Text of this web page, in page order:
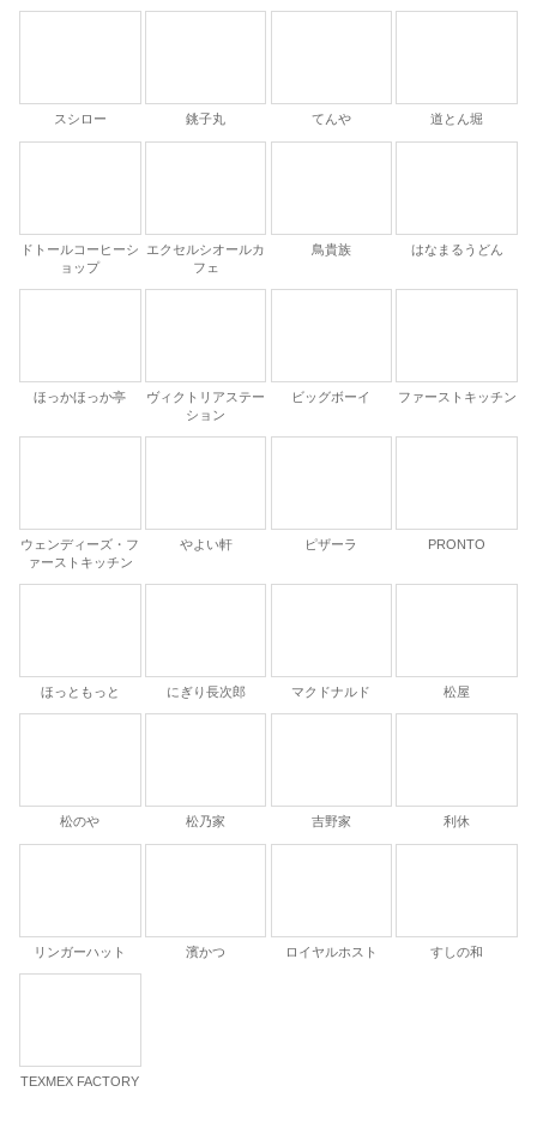
スシロー 銚子丸 てんや 道とん堀
ドトールコーヒーシ
ョップ
エクセルシオールカ
フェ
鳥貴族 はなまるうどん
ほっかほっか亭
ヴィクトリアステー
ション
ビッグボーイ ファーストキッチン
ウェンディーズ・フ
ァーストキッチン
やよい軒 ピザーラ PRONTO
ほっともっと にぎり長次郎 マクドナルド 松屋
松のや 松乃家 吉野家 利休
リンガーハット 濱かつ ロイヤルホスト すしの和
TEXMEX FACTORY